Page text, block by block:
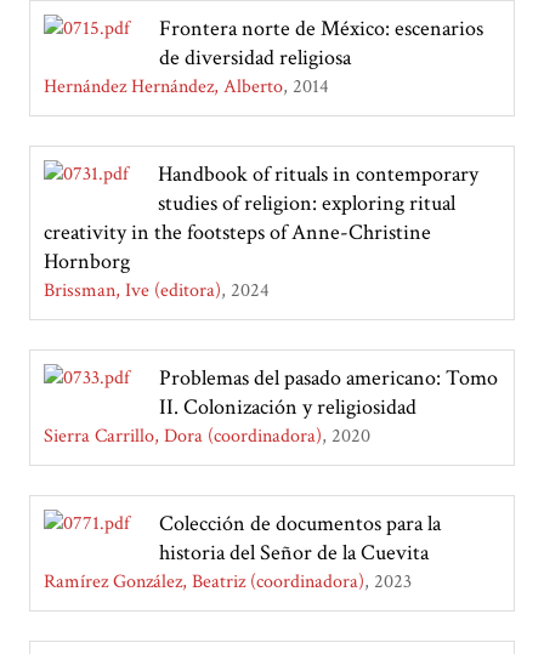
Frontera norte de México: escenarios
de diversidad religiosa
Hernández Hernández, Alberto 2014
Handbook of rituals in contemporary
studies of religion: exploring ritual
creativity in the footsteps of Anne-Christine
Hornborg
Brissman, Ive (editora) 2024
Problemas del pasado americano: Tomo
II. Colonización y religiosidad
Sierra Carrillo, Dora (coordinadora) 2020
Colección de documentos para la
historia del Señor de la Cuevita
Ramírez González, Beatriz (coordinadora) 2023